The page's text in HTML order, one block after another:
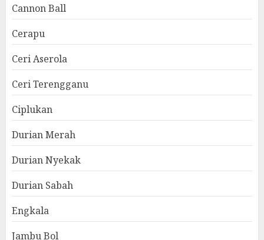
Cannon Ball
Cerapu
Ceri Aserola
Ceri Terengganu
Ciplukan
Durian Merah
Durian Nyekak
Durian Sabah
Engkala
Jambu Bol